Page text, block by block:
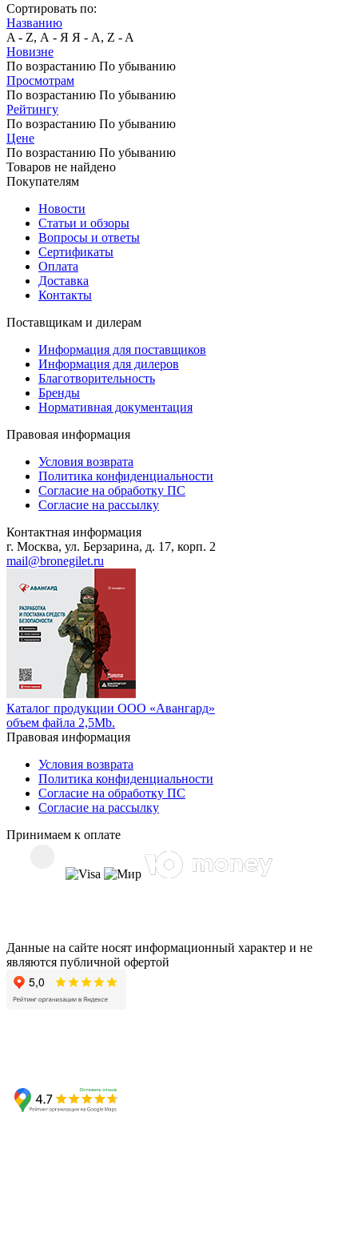
Сортировать по:
Названию
A - Z, А - Я Я - А, Z - A
Новизне
По возрастанию По убыванию
Просмотрам
По возрастанию По убыванию
Рейтингу
По возрастанию По убыванию
Цене
По возрастанию По убыванию
Товаров не найдено
Покупателям
Новости
Статьи и обзоры
Вопросы и ответы
Сертификаты
Оплата
Доставка
Контакты
Поставщикам и дилерам
Информация для поставщиков
Информация для дилеров
Благотворительность
Бренды
Нормативная документация
Правовая информация
Условия возврата
Политика конфиденциальности
Согласие на обработку ПС
Согласие на рассылку
Контактная информация
г. Москва, ул. Берзарина, д. 17, корп. 2
mail@bronegilet.ru
Каталог продукции ООО «Авангард»
объем файла 2,5Mb.
Правовая информация
Условия возврата
Политика конфиденциальности
Согласие на обработку ПС
Согласие на рассылку
Принимаем к оплате
Данные на сайте носят информационный характер и не
являются публичной офертой